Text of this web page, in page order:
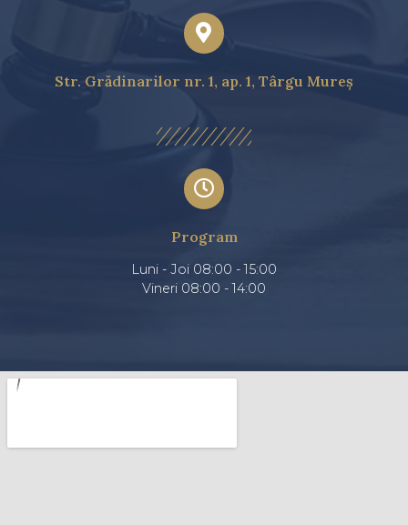
Str. Grădinarilor nr. 1, ap. 1, Târgu Mureș
Program
Luni - Joi 08:00 - 15:00
Vineri 08:00 - 14:00